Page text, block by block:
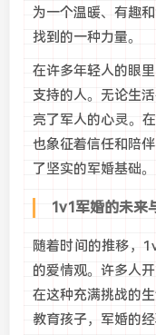
为一个温暖、有趣
找到的一种力量。
在许多年轻人的眼
支持的人。无论生
亮了军人的心灵。
也象征着信任和陪
了坚实的军婚基础。
1v1军婚的未来
随着时间的推移，
的爱情观。许多人
在这种充满挑战的
教育孩子，军婚的